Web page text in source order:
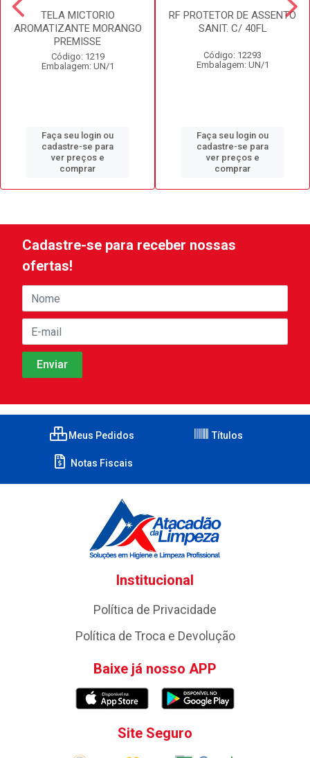
TELA MICTORIO
AROMATIZANTE MORANGO
PREMISSE
Código: 1219
Embalagem: UN/1
Faça seu login ou
cadastre-se para
ver preços e
comprar
RF PROTETOR DE ASSENTO
SANIT. C/ 40FL
Código: 12293
Embalagem: UN/1
Faça seu login ou
cadastre-se para
ver preços e
comprar
Cadastre-se para receber nossas
ofertas!
Meus Pedidos Títulos
Notas Fiscais
Institucional
Política de Privacidade
Política de Troca e Devolução
Baixe já nosso APP
Site Seguro